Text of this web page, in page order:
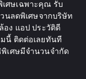
ศษเฉพาะคุณ รับ
นลดพิเศษจากบริษัท
อง แอป ประวัติดี
นี้ ติดต่อเลยทันที
เศษมีจำนวนจำกัด